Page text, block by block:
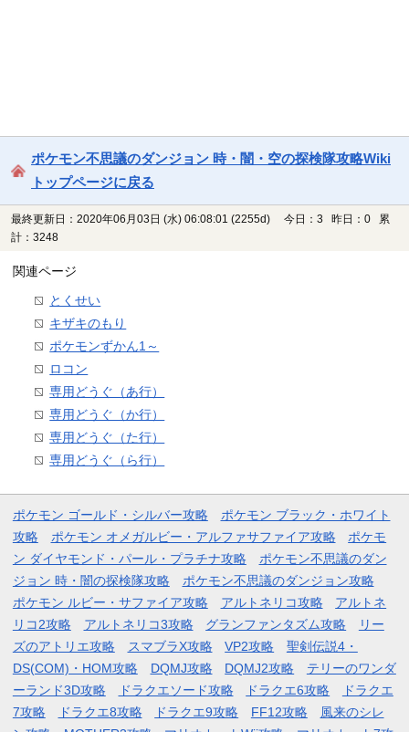
ポケモン不思議のダンジョン 時・闇・空の探検隊攻略Wiki
トップページに戻る
最終更新日：2020年06月03日 (水) 06:08:01 (2255d)
今日：3 昨日：0 累
計：3248
関連ページ
とくせい
キザキのもり
ポケモンずかん1～
ロコン
専用どうぐ（あ行）
専用どうぐ（か行）
専用どうぐ（た行）
専用どうぐ（ら行）
ポケモン ゴールド・シルバー攻略
ポケモン ブラック・ホワイト
攻略
ポケモン オメガルビー・アルファサファイア攻略
ポケモ
ン ダイヤモンド・パール・プラチナ攻略
ポケモン不思議のダン
ジョン 時・闇の探検隊攻略
ポケモン不思議のダンジョン攻略
ポケモン ルビー・サファイア攻略
アルトネリコ攻略
アルトネ
リコ2攻略
アルトネリコ3攻略 グランファンタズム攻略
リー
ズのアトリエ攻略
スマブラX攻略 VP2攻略
聖剣伝説4・
DS(COM)・HOM攻略
DQMJ攻略 DQMJ2攻略
テリーのワンダ
ーランド3D攻略
ドラクエソード攻略 ドラクエ6攻略
ドラクエ
7攻略
ドラクエ8攻略 ドラクエ9攻略 FF12攻略
風来のシレ